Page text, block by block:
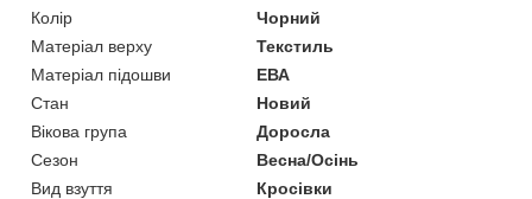
Колір
Чорний
Матеріал верху
Текстиль
Матеріал підошви
ЕВА
Стан
Новий
Вікова група
Доросла
Сезон
Весна/Осінь
Вид взуття
Кросівки